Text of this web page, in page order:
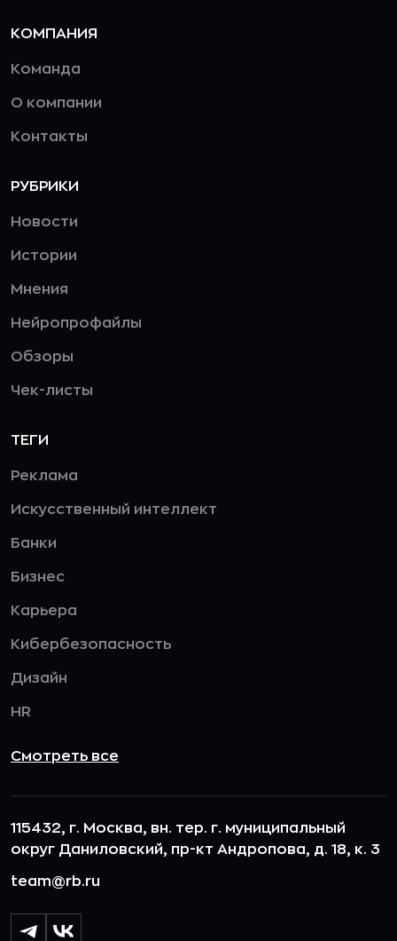
КОМПАНИЯ
Команда
О компании
Контакты
РУБРИКИ
Новости
Истории
Мнения
Нейропрофайлы
Обзоры
Чек-листы
ТЕГИ
Реклама
Искусственный интеллект
Банки
Бизнес
Карьера
Кибербезопасность
Дизайн
HR
Смотреть все
115432, г. Москва, вн. тер. г. муниципальный
округ Даниловский, пр-кт Андропова, д. 18, к. 3
team@rb.ru